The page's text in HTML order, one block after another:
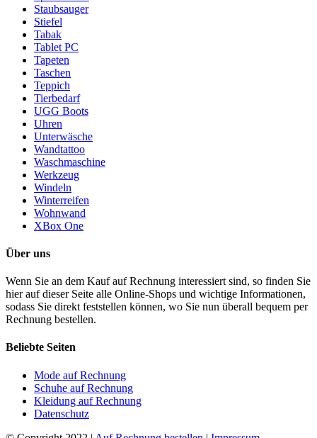
Staubsauger
Stiefel
Tabak
Tablet PC
Tapeten
Taschen
Teppich
Tierbedarf
UGG Boots
Uhren
Unterwäsche
Wandtattoo
Waschmaschine
Werkzeug
Windeln
Winterreifen
Wohnwand
XBox One
Über uns
Wenn Sie an dem Kauf auf Rechnung interessiert sind, so finden Sie
hier auf dieser Seite alle Online-Shops und wichtige Informationen,
sodass Sie direkt feststellen können, wo Sie nun überall bequem per
Rechnung bestellen.
Beliebte Seiten
Mode auf Rechnung
Schuhe auf Rechnung
Kleidung auf Rechnung
Datenschutz